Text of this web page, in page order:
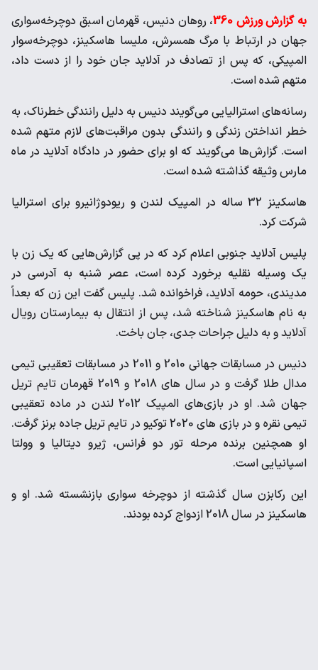
به گزارش ورزش 360
، روهان دنیس، قهرمان اسبق دوچرخه‌سواری
جهان در ارتباط با مرگ همسرش، ملیسا هاسکینز، دوچرخه‌سوار
المپیکی، که پس از تصادف در آدلاید جان خود را از دست داد،
متهم شده است.
رسانه‌های استرالیایی می‌گویند دنیس به دلیل رانندگی خطرناک، به
خطر انداختن زندگی و رانندگی بدون مراقبت‌های لازم متهم شده
است. گزارش‌ها می‌گویند که او برای حضور در دادگاه آدلاید در ماه
مارس وثیقه گذاشته شده است.
هاسکینز 32 ساله در المپیک لندن و ریودوژانیرو برای استرالیا
شرکت کرد.
پلیس آدلاید جنوبی اعلام کرد که در پی گزارش‌هایی که یک زن با
یک وسیله نقلیه برخورد کرده است، عصر شنبه به آدرسی در
مدیندی، حومه آدلاید، فراخوانده شد. پلیس گفت این زن که بعداً
به نام هاسکینز شناخته شد، پس از انتقال به بیمارستان رویال
آدلاید و به دلیل جراحات جدی، جان باخت.
دنیس در مسابقات جهانی 2010 و 2011 در مسابقات تعقیبی تیمی
مدال طلا گرفت و در سال های 2018 و 2019 قهرمان تایم تریل
جهان شد. او در بازی‌های المپیک 2012 لندن در ماده تعقیبی
تیمی نقره و در بازی های 2020 توکیو در تایم تریل جاده برنز گرفت.
او همچنین برنده مرحله تور دو فرانس، ژیرو دیتالیا و وولتا
اسپانیایی است.
این رکابزن سال گذشته از دوچرخه سواری بازنشسته شد. او و
هاسکینز در سال 2018 ازدواج کرده بودند.